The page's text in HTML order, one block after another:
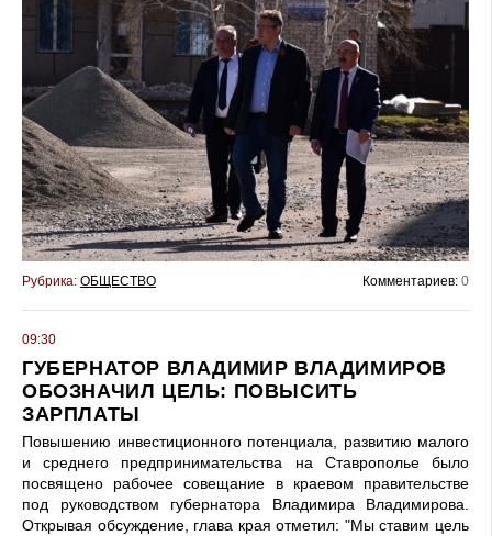
Рубрика: ОБЩЕСТВО Комментариев: 0
09:30
ГУБЕРНАТОР ВЛАДИМИР ВЛАДИМИРОВ
ОБОЗНАЧИЛ ЦЕЛЬ: ПОВЫСИТЬ
ЗАРПЛАТЫ
Повышению инвестиционного потенциала, развитию малого
и среднего предпринимательства на Ставрополье было
посвящено рабочее совещание в краевом правительстве
под руководством губернатора Владимира Владимирова.
Открывая обсуждение, глава края отметил: "Мы ставим цель